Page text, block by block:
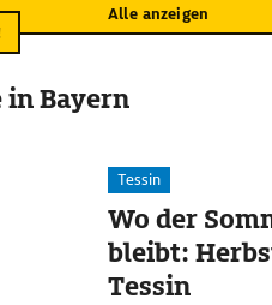
Alle anzeigen
in Bayern
Tessin
Wo der
bleibt:
Tessin